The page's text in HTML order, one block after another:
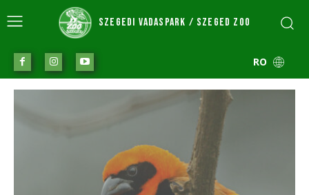
SZEGEDI VADASPARK / SZEGED ZOO
RO